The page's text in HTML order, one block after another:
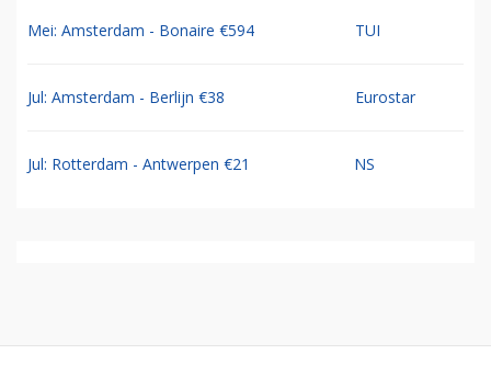
Mei: Amsterdam - Bonaire €594 TUI
Jul: Amsterdam - Berlijn €38 Eurostar
Jul: Rotterdam - Antwerpen €21 NS